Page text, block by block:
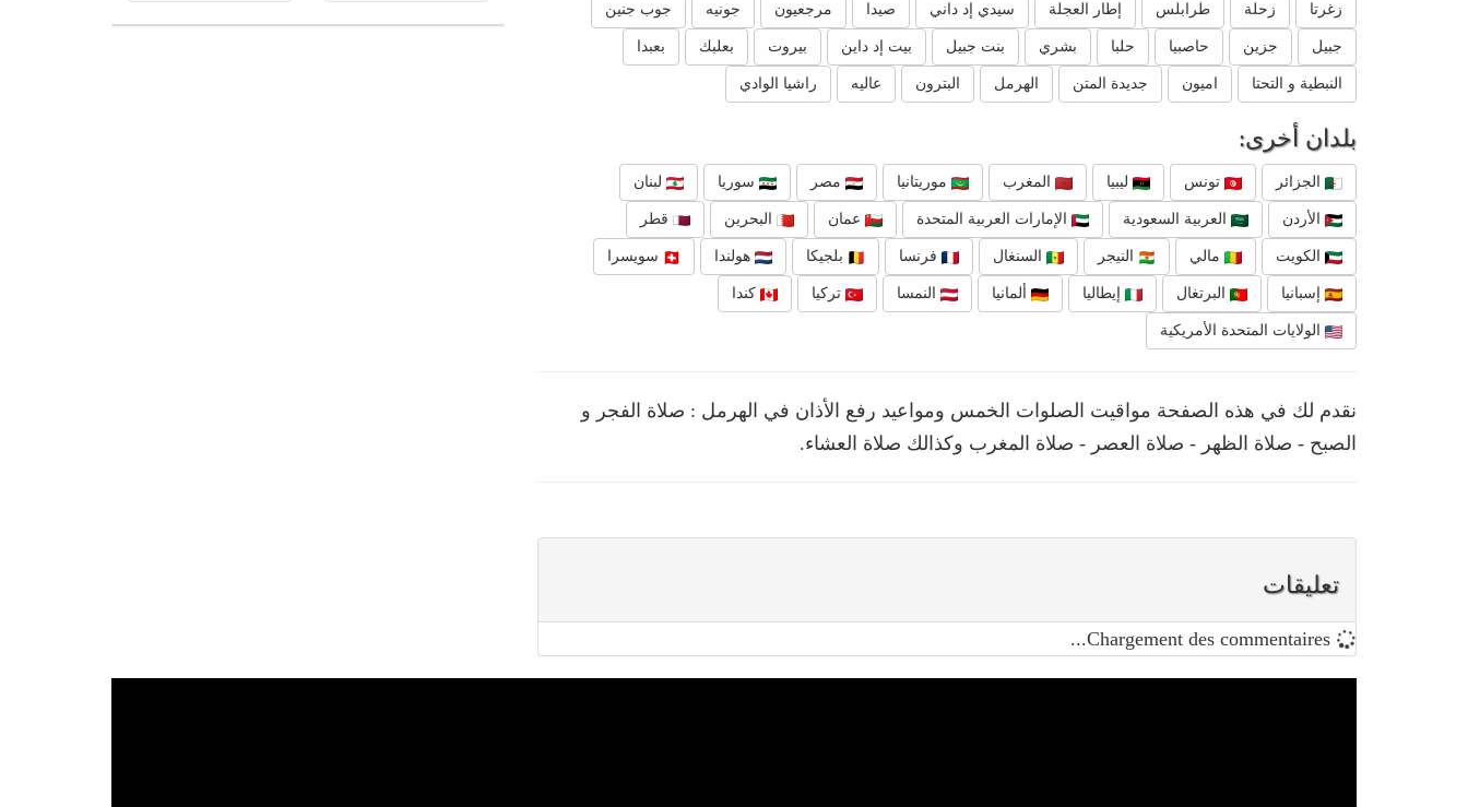
زغرتا زحلة طرابلس إطار العجلة سيدي إد داني صيدا مرجعيون جونيه جوب جنين
جبيل جزين حاصبيا حلبا بشري بنت جبيل بيت إد داين بيروت بعلبك بعبدا
النبطية و التحتا اميون جديدة المتن الهرمل البترون عاليه راشيا الوادي
بلدان أخرى:
الجزائر تونس ليبيا المغرب موريتانيا مصر سوريا لبنان
الأردن العربية السعودية الإمارات العربية المتحدة عمان البحرين قطر
الكويت مالي النيجر السنغال فرنسا بلجيكا هولندا سويسرا
إسبانيا البرتغال إيطاليا ألمانيا النمسا تركيا كندا
الولايات المتحدة الأمريكية
نقدم لك في هذه الصفحة مواقيت الصلوات الخمس ومواعيد رفع الأذان في الهرمل : صلاة الفجر و
الصبح - صلاة الظهر - صلاة العصر - صلاة المغرب وكذالك صلاة العشاء.
تعليقات